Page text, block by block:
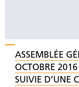
ASSEMBLÉE
OCTOBRE
SUIVIE D’UNE